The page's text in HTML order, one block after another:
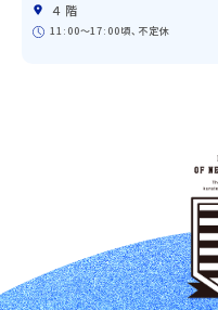
４階
11:00〜17:00頃、不定休